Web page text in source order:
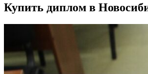
Купить диплом в